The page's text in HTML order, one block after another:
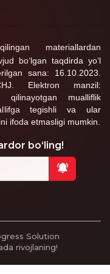
materiallardan
bo‘lgan taqdirda yo‘l
sana: 16.10.2023.
Elektron manzil:
qilinayotgan mualliflik
tegishli va ular
ifoda etmasligi mumkin.
bo‘ling!
Solution
rivojlaning!